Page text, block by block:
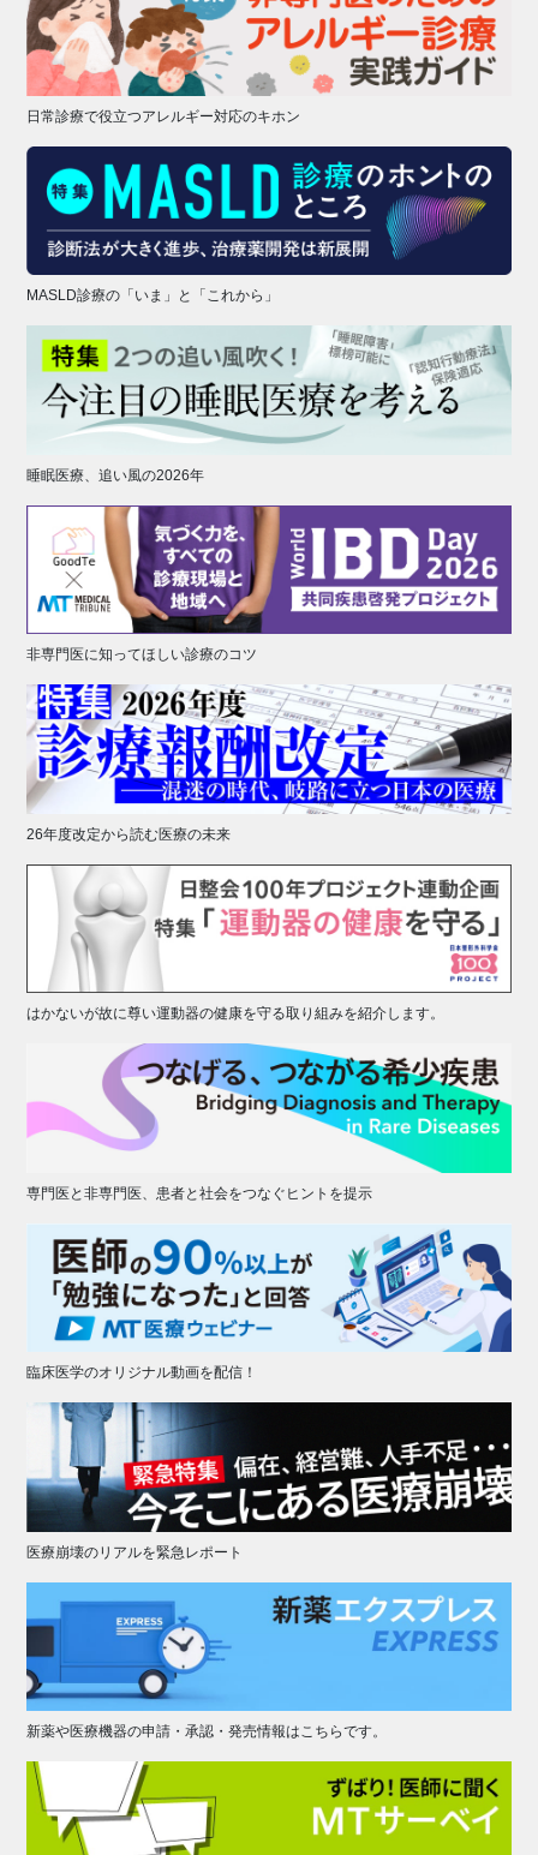
日常診療で役立つアレルギー対応のキホン
MASLD診療の「いま」と「これから」
睡眠医療、追い風の2026年
非専門医に知ってほしい診療のコツ
26年度改定から読む医療の未来
はかないが故に尊い運動器の健康を守る取り組みを紹介します。
専門医と非専門医、患者と社会をつなぐヒントを提示
臨床医学のオリジナル動画を配信！
医療崩壊のリアルを緊急レポート
新薬や医療機器の申請・承認・発売情報はこちらです。